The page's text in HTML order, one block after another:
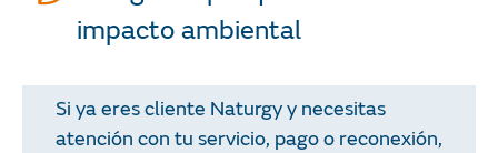
impacto ambiental
Si ya eres cliente Naturgy y necesitas
atención con tu servicio, pago o reconexión,